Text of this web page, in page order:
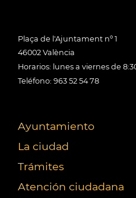
Plaça de l'Ajuntament nº 1
46002 València
Horarios: lunes a viernes de
Teléfono: 963 52 54 78
Ayuntamiento
La ciudad
Trámites
Atención ciudadana